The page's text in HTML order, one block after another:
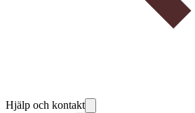
Hjälp och kontakt